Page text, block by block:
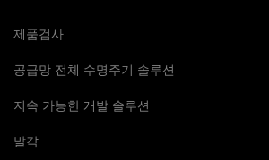
제품검사
공급망 전체 수명주기 솔루션
지속 가능한 개발 솔루션
발각